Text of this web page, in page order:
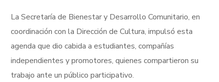
La Secretaría de Bienestar y Desarrollo Comunitario, en
coordinación con la Dirección de Cultura, impulsó esta
agenda que dio cabida a estudiantes, compañías
independientes y promotores, quienes compartieron su
trabajo ante un público participativo.